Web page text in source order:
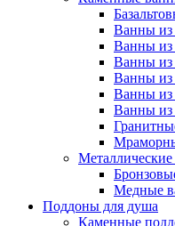
Ванны из
Ванны из
Ванны из
Ванны из
Ванны из
Ванны из
Медные
Поддоны для душа
Каменные